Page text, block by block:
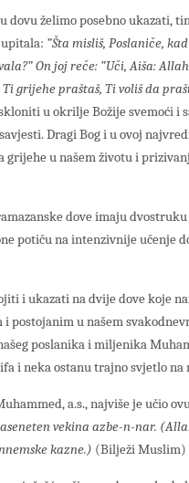
dovu želimo posebno ukazati,
upitala: ”Šta misliš, Poslaniče,
On joj reče: ”Uči, Aiša:
grijehe praštaš, Ti voliš da
u okrilje Božije svemoći i
Dragi Bog i u ovoj
grijehe u našem životu i
dove imaju
potiču na intenzivnije učenje
i ukazati na dvije dove koje
postojanim u našem
poslanika i miljenika
i neka ostanu trajno svjetlo na
a.s., najviše je učio
vekina azbe-n-nar.
kazne.) (Bilježi Muslim)